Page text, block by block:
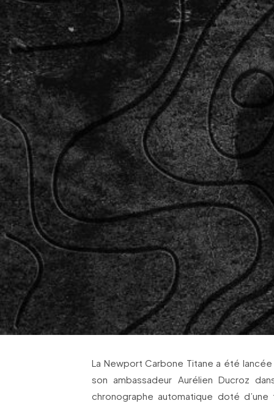
La Newport Carbone Titane a été
son ambassadeur Aurélien Ducroz
chronographe automatique doté